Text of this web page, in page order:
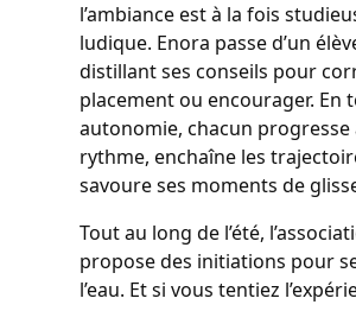
l’ambiance est à la fois
ludique. Enora passe d’un
distillant ses conseils pour
placement ou encourager. En
autonomie, chacun progresse
rythme, enchaîne les
savoure ses moments de
Tout au long de l’été,
propose des initiations pour
l’eau. Et si vous tentiez